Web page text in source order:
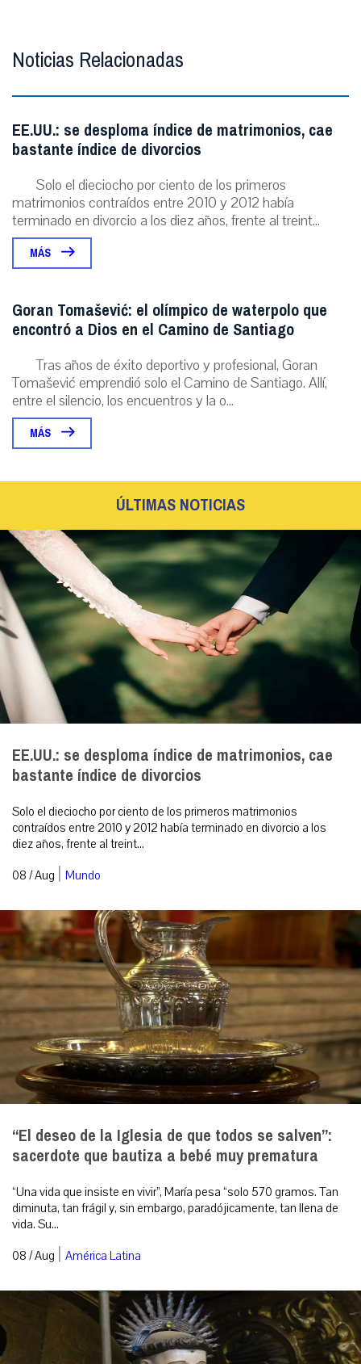
Noticias Relacionadas
EE.UU.: se desploma índice de matrimonios, cae
bastante índice de divorcios
Solo el dieciocho por ciento de los primeros
matrimonios contraídos entre 2010 y 2012 había
terminado en divorcio a los diez años, frente al treint...
MÁS
Goran Tomašević: el olímpico de waterpolo que
encontró a Dios en el Camino de Santiago
Tras años de éxito deportivo y profesional, Goran
Tomašević emprendió solo el Camino de Santiago. Allí,
entre el silencio, los encuentros y la o...
MÁS
ÚLTIMAS NOTICIAS
EE.UU.: se desploma índice de matrimonios, cae
bastante índice de divorcios
Solo el dieciocho por ciento de los primeros matrimonios
contraídos entre 2010 y 2012 había terminado en divorcio a los
diez años, frente al treint...
08 / Aug | Mundo
“El deseo de la Iglesia de que todos se salven”:
sacerdote que bautiza a bebé muy prematura
“Una vida que insiste en vivir”, María pesa “solo 570 gramos. Tan
diminuta, tan frágil y, sin embargo, paradójicamente, tan llena de
vida. Su...
08 / Aug | América Latina